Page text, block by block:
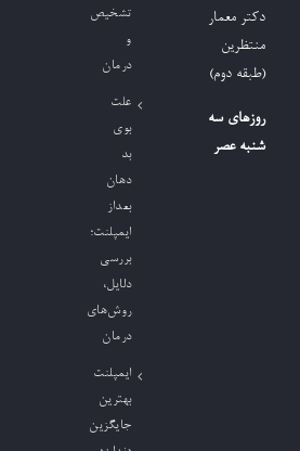
دکتر معمار
منتظرین
(طبقه دوم)
روزهای سه
شنبه عصر
تشخیص
و
درمان
علت
بوی
بد
دهان
بعداز
ایمپلنت؛
بررسی
دلایل،
روش‌های
درمان
ایمپلنت
بهترین
جایگزین